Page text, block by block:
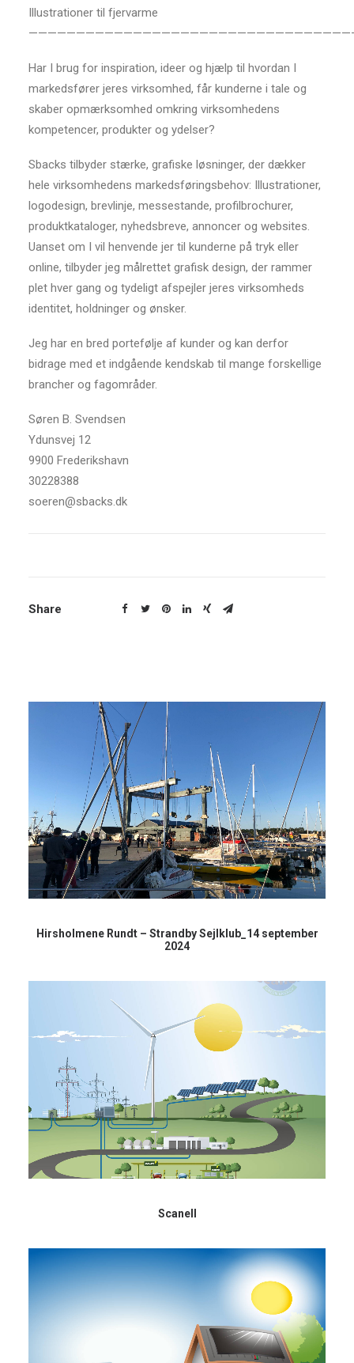
Illustrationer til fjervarme
Har I brug for inspiration, ideer og hjælp til hvordan I
markedsfører jeres virksomhed, får kunderne i tale og
skaber opmærksomhed omkring virksomhedens
kompetencer, produkter og ydelser?
Sbacks tilbyder stærke, grafiske løsninger, der dækker
hele virksomhedens markedsføringsbehov: Illustrationer,
logodesign, brevlinje, messestande, profilbrochurer,
produktkataloger, nyhedsbreve, annoncer og websites.
Uanset om I vil henvende jer til kunderne på tryk eller
online, tilbyder jeg målrettet grafisk design, der rammer
plet hver gang og tydeligt afspejler jeres virksomheds
identitet, holdninger og ønsker.
Jeg har en bred portefølje af kunder og kan derfor
bidrage med et indgående kendskab til mange forskellige
brancher og fagområder.
Søren B. Svendsen
Ydunsvej 12
9900 Frederikshavn
30228388
soeren@sbacks.dk
Share
Hirsholmene Rundt – Strandby Sejlklub_14 september
2024
Scanell